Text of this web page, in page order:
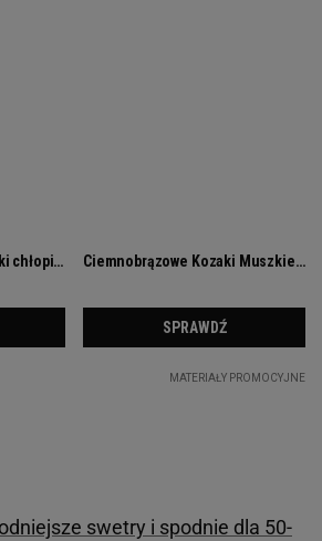
swetry i spodnie dla 50-